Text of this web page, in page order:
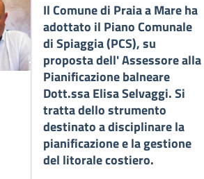
Il Comune di Praia a Mare ha
adottato il Piano Comunale
di Spiaggia (PCS), su
proposta dell' Assessore alla
Pianificazione balneare
Dott.ssa Elisa Selvaggi. Si
tratta dello strumento
destinato a disciplinare la
pianificazione e la gestione
del litorale costiero.